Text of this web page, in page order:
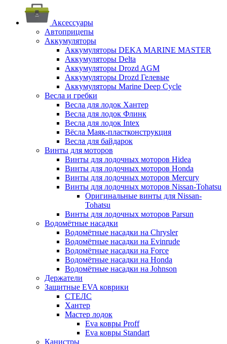
Аксессуары
Автоприцепы
Аккумуляторы
Аккумуляторы DEKA MARINE MASTER
Аккумуляторы Delta
Аккумуляторы Drozd AGM
Аккумуляторы Drozd Гелевые
Аккумуляторы Marine Deep Cycle
Весла и гребки
Весла для лодок Хантер
Весла для лодок Флинк
Весла для лодок Intex
Вёсла Маяк-пластконструкция
Весла для байдарок
Винты для моторов
Винты для лодочных моторов Hidea
Винты для лодочных моторов Honda
Винты для лодочных моторов Mercury
Винты для лодочных моторов Nissan-Tohatsu
Оригинальные винты для Nissan-
Tohatsu
Винты для лодочных моторов Parsun
Водомётные насадки
Водомётные насадки на Chrysler
Водомётные насадки на Evinrude
Водомётные насадки на Force
Водомётные насадки на Honda
Водомётные насадки на Johnson
Держатели
Защитные EVA коврики
СТЕЛС
Хантер
Мастер лодок
Eva ковры Proff
Eva ковры Standart
Канистры